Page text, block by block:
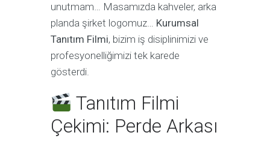
unutmam… Masamızda kahveler, arka
planda şirket logomuz… Kurumsal
Tanıtım Filmi, bizim iş disiplinimizi ve
profesyonelliğimizi tek karede
gösterdi.
Tanıtım Filmi
Çekimi: Perde Arkası